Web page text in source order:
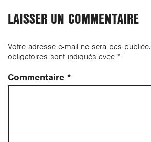
LAISSER UN COMMENTAIRE
Votre adresse e-mail ne sera pas publiée.
obligatoires sont indiqués avec *
Commentaire *